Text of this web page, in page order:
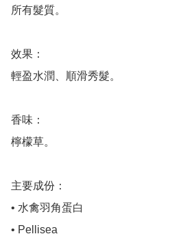
所有髮質。
效果：
輕盈水潤、順滑秀髮。
香味：
檸檬草。
主要成份：
• 水禽羽角蛋白
• Pellisea